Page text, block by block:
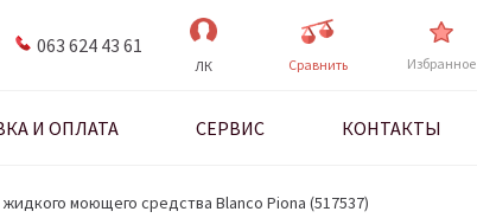
063 624 43 61
ЛК Cравнить Избранное
И ОПЛАТА СЕРВИС КОНТАКТЫ
моющего средства Blanco Piona (517537)